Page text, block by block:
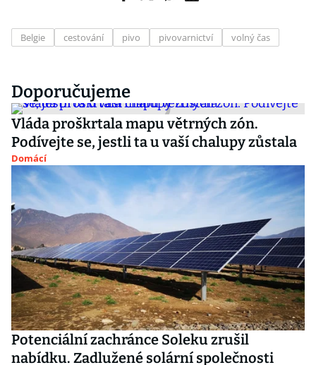
Belgie cestování pivo pivovarnictví volný čas
Doporučujeme
Vláda proškrtala mapu větrných zón.
Podívejte se, jestli ta u vaší chalupy zůstala
Domácí
Potenciální zachránce Soleku zrušil
nabídku. Zadlužené solární společnosti